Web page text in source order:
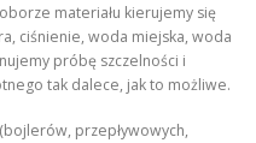
materiału kierujemy się
ciśnienie, woda miejska, woda
próbę szczelności i
tak dalece, jak to możliwe.
przepływowych,